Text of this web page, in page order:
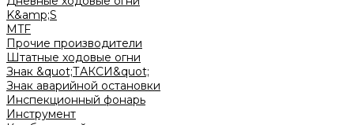
K&amp;S
MTF
Прочие производители
Штатные ходовые огни
Знак &quot;ТАКСИ&quot;
Знак аварийной остановки
Инспекционный фонарь
Инструмент